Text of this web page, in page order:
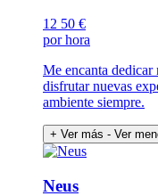
12 50 €
por hora
Me encanta dedicar
disfrutar nuevas
ambiente siempre.
+ Ver más - Ver
Neus